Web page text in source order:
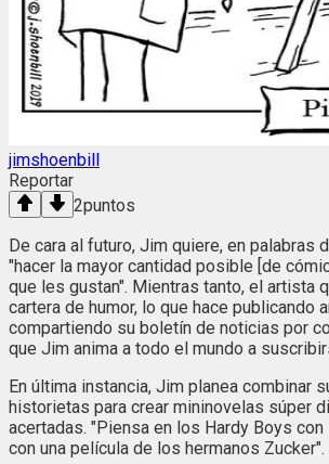
jimshoenbill
Reportar
2puntos
De cara al futuro, Jim quiere, en palabras
"hacer la mayor cantidad posible [de
que les gustan". Mientras tanto, el artista
cartera de humor, lo que hace publicando
compartiendo su boletín de noticias por
que Jim anima a todo el mundo a
En última instancia, Jim planea combinar
historietas para crear mininovelas súper
acertadas. "Piensa en los Hardy Boys
con una película de los hermanos Zucker".